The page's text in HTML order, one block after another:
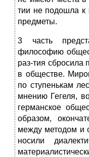
тии не подошла к
предметы.
3 часть
философию
раз-тия сбросила
в обществе.
по ступенькам
мнению Гегеля,
германское
образом,
между методом и
носили